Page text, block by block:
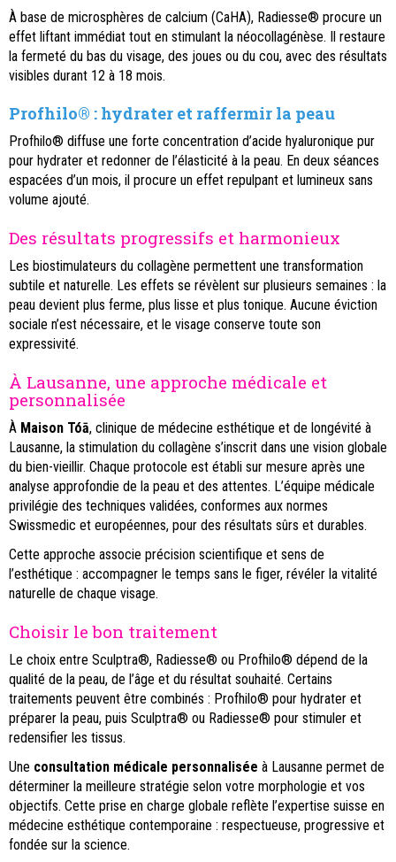
À base de microsphères de calcium (CaHA), Radiesse® procure un
effet liftant immédiat tout en stimulant la néocollagénèse. Il restaure
la fermeté du bas du visage, des joues ou du cou, avec des résultats
visibles durant 12 à 18 mois.
Profhilo® : hydrater et raffermir la peau
Profhilo® diffuse une forte concentration d’acide hyaluronique pur
pour hydrater et redonner de l’élasticité à la peau. En deux séances
espacées d’un mois, il procure un effet repulpant et lumineux sans
volume ajouté.
Des résultats progressifs et harmonieux
Les biostimulateurs du collagène permettent une transformation
subtile et naturelle. Les effets se révèlent sur plusieurs semaines : la
peau devient plus ferme, plus lisse et plus tonique. Aucune éviction
sociale n’est nécessaire, et le visage conserve toute son
expressivité.
À Lausanne, une approche médicale et
personnalisée
À Maison Tóā, clinique de médecine esthétique et de longévité à
Lausanne, la stimulation du collagène s’inscrit dans une vision globale
du bien-vieillir. Chaque protocole est établi sur mesure après une
analyse approfondie de la peau et des attentes. L’équipe médicale
privilégie des techniques validées, conformes aux normes
Swissmedic et européennes, pour des résultats sûrs et durables.
Cette approche associe précision scientifique et sens de
l’esthétique : accompagner le temps sans le figer, révéler la vitalité
naturelle de chaque visage.
Choisir le bon traitement
Le choix entre Sculptra®, Radiesse® ou Profhilo® dépend de la
qualité de la peau, de l’âge et du résultat souhaité. Certains
traitements peuvent être combinés : Profhilo® pour hydrater et
préparer la peau, puis Sculptra® ou Radiesse® pour stimuler et
redensifier les tissus.
Une consultation médicale personnalisée à Lausanne permet de
déterminer la meilleure stratégie selon votre morphologie et vos
objectifs. Cette prise en charge globale reflète l’expertise suisse en
médecine esthétique contemporaine : respectueuse, progressive et
fondée sur la science.